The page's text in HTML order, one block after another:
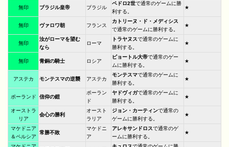
無印 ブラジル皇帝 ブラジル
ペドロ2世で通常のゲームに勝
利する。
★
無印 ヴァロワ朝 フランス
カトリーヌ・ド・メディシス
で通常のゲームに勝利する。
★
無印
汝がローマを望む
なら
ローマ
トラヤヌスで通常のゲームに
勝利する。
★
無印 青銅の騎士 ロシア
ピョートル大帝で通常のゲー
ムに勝利する。
★
アステカ モンテスマの逆襲 アステカ
モンテスマで通常のゲームに
勝利する。
★
ポーランド 信仰の鎧
ポーラン
ド
ヤドヴィガで通常のゲームに
勝利する。
★
オーストラ
リア
会心の勝利
オースト
ラリア
ジョン・カーティンで通常の
ゲームに勝利する。
★
マケドニア
＆ペルシア
常勝不敗
マケドニ
ア
アレキサンドロスで通常のゲ
ームに勝利する。
★